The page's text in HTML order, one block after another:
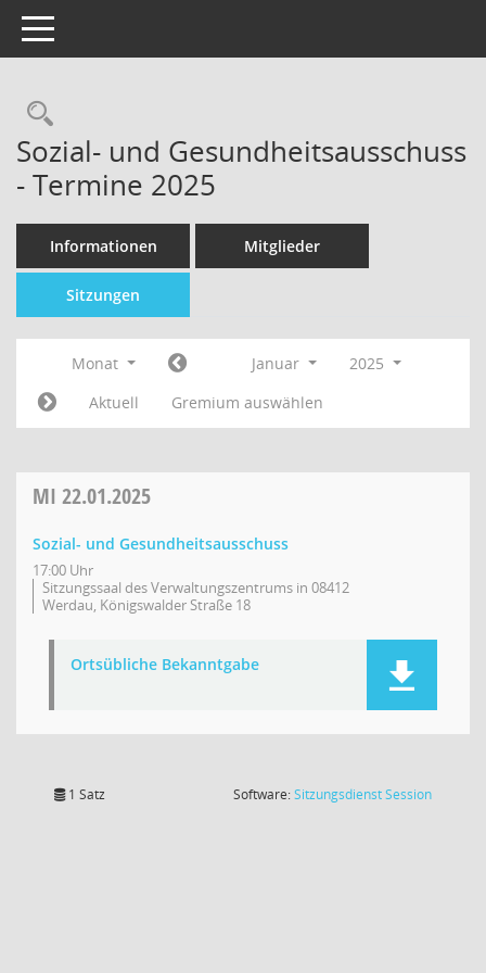
Toggle navigation
Sozial- und Gesundheitsausschuss
- Termine 2025
Informationen Mitglieder
Sitzungen
Monat Januar
2025
Aktuell
Gremium auswählen
MI 22.01.2025
Sozial- und Gesundheitsausschuss
17:00 Uhr
Sitzungssaal des Verwaltungszentrums in 08412
Werdau, Königswalder Straße 18
Ortsübliche Bekanntgabe
1 Satz Software:SitzungsdienstSession(Wird in